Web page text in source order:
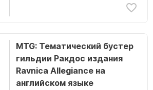
MTG: Тематический бустер
гильдии Ракдос издания
Ravnica Allegiance на
английском языке